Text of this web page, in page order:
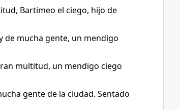
Bartimeo el ciego, hijo de
de mucha gente, un mendigo
multitud, un mendigo ciego
gente de la ciudad. Sentado